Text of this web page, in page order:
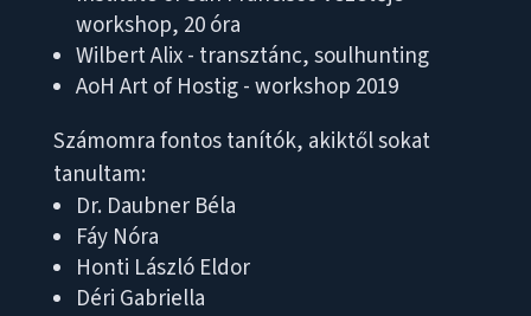
workshop, 20 óra
Wilbert Alix - transztánc, soulhunting
AoH Art of Hostig - workshop 2019
Számomra fontos tanítók, akiktől sokat
tanultam:
Dr. Daubner Béla
Fáy Nóra
Honti László Eldor
Déri Gabriella